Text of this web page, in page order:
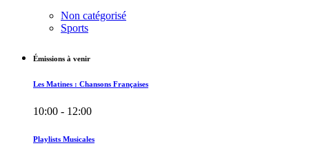
Non catégorisé
Sports
Émissions à venir
Les Matines : Chansons Françaises
10:00 - 12:00
Playlists Musicales